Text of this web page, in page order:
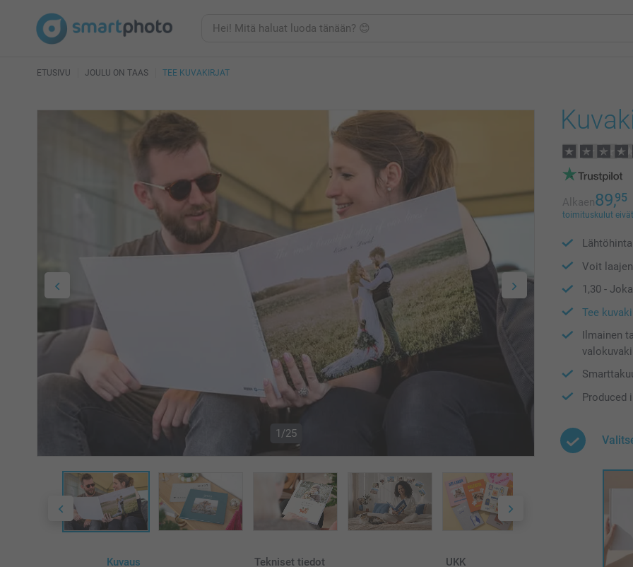
ETUSIVU JOULU ON TAAS TEE KUVAKIRJAT
1/25
Kuvaus Tekniset tiedot UKK
Alkaen89,95
toimituskulut
Lähtöhinta
Voit
1,30 -
Tee
Ilmainen
Produced